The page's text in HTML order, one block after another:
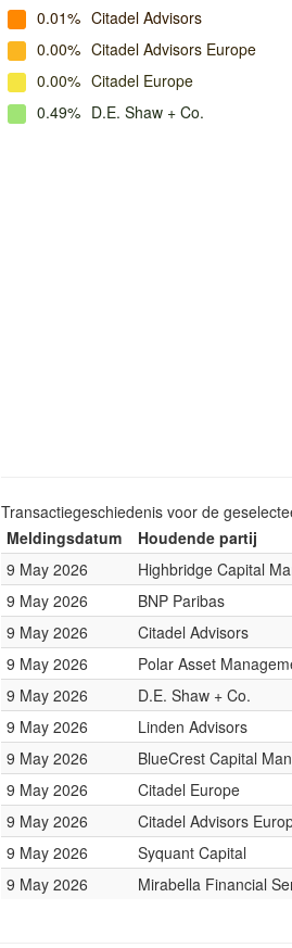
0.01% Citadel Advisors
0.00% Citadel Advisors Europe
0.00% Citadel Europe
0.49% D.E. Shaw + Co.
Transactiegeschiedenis voor de
Meldingsdatum
Houdende partij
9 May 2026
Highbridge Capital
9 May 2026
BNP Paribas
9 May 2026
Citadel Advisors
9 May 2026
Polar Asset
9 May 2026
D.E. Shaw + Co.
9 May 2026
Linden Advisors
9 May 2026
BlueCrest Capital
9 May 2026
Citadel Europe
9 May 2026
Citadel Advisors
9 May 2026
Syquant Capital
9 May 2026
Mirabella Financial